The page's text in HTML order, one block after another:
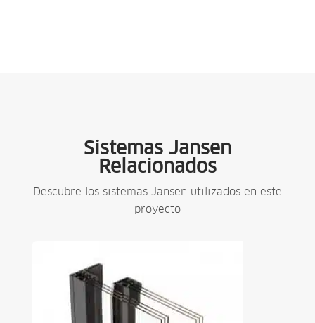
Sistemas Jansen
Relacionados
Descubre los sistemas Jansen utilizados en este
proyecto